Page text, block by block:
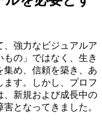
強力なビジュアルア
の」ではなく、生き
め、信頼を築き、あ
す。しかし、プロフ
、新規および成長中の
となってきました。